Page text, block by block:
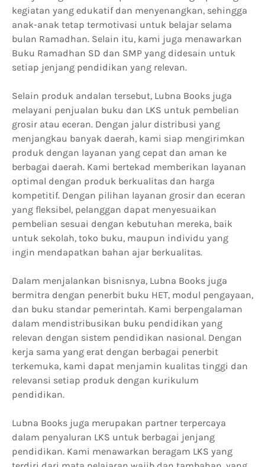
kegiatan yang edukatif dan menyenangkan, sehingga
anak-anak tetap termotivasi untuk belajar selama
bulan Ramadhan. Selain itu, kami juga menawarkan
Buku Ramadhan SD dan SMP yang didesain untuk
setiap jenjang pendidikan yang relevan.
Selain produk andalan tersebut, Lubna Books juga
melayani penjualan buku dan LKS untuk pembelian
grosir atau eceran. Dengan jalur distribusi yang
menjangkau banyak daerah, kami siap mengirimkan
produk dengan layanan yang cepat dan aman ke
berbagai daerah. Kami bertekad memberikan layanan
optimal dengan produk berkualitas dan harga
kompetitif. Dengan pilihan layanan grosir dan eceran
yang fleksibel, pelanggan dapat menyesuaikan
pembelian sesuai dengan kebutuhan mereka, baik
untuk sekolah, toko buku, maupun individu yang
ingin mendapatkan bahan ajar berkualitas.
Dalam menjalankan bisnisnya, Lubna Books juga
bermitra dengan penerbit buku HET, modul pengayaan,
dan buku standar pemerintah. Kami berpengalaman
dalam mendistribusikan buku pendidikan yang
relevan dengan sistem pendidikan nasional. Dengan
kerja sama yang erat dengan berbagai penerbit
terkemuka, kami dapat menjamin kualitas tinggi dan
relevansi setiap produk dengan kurikulum
pendidikan.
Lubna Books juga merupakan partner terpercaya
dalam penyaluran LKS untuk berbagai jenjang
pendidikan. Kami menawarkan beragam LKS yang